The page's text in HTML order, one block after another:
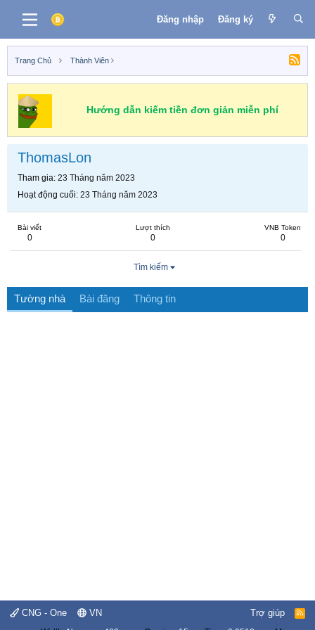
Đăng nhập Đăng ký
Trang Chủ Thành Viên
Hướng dẫn kiếm tiền đơn giản miễn phí
ThomasLon
Tham gia 23 Tháng năm 2023
Hoạt động cuối 23 Tháng năm 2023
Bài viết
0
Lượt thích
0
VNB Token
0
Tìm kiếm
Tường nhà Bài đăng Thông tin
CNG - One VN Trợ giúp
R